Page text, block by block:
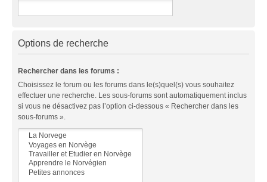
Options de recherche
Rechercher dans les forums :
Choisissez le forum ou les forums dans le(s)quel(s) vous souhaitez
effectuer une recherche. Les sous-forums sont automatiquement inclus
si vous ne désactivez pas l’option ci-dessous « Rechercher dans les
sous-forums ».